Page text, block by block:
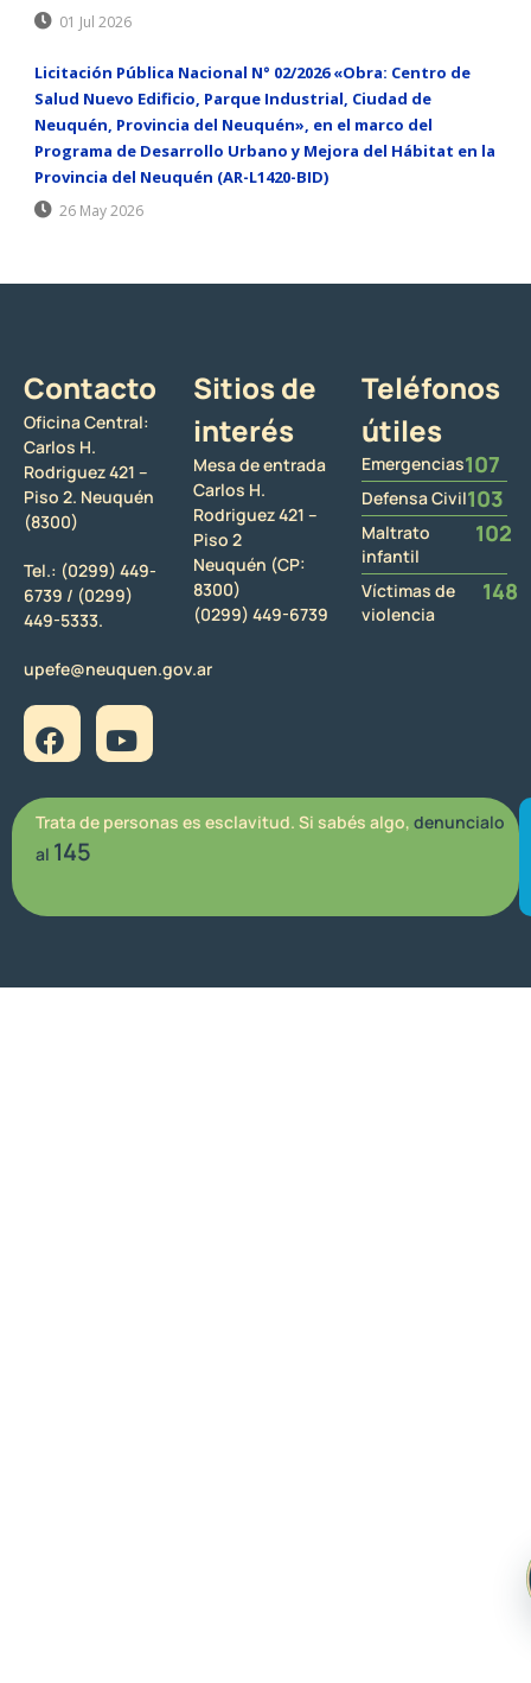
01 Jul 2026
Licitación Pública Nacional N° 02/2026 «Obra: Centro de
Salud Nuevo Edificio, Parque Industrial, Ciudad de
Neuquén, Provincia del Neuquén», en el marco del
Programa de Desarrollo Urbano y Mejora del Hábitat en la
Provincia del Neuquén (AR-L1420-BID)
26 May 2026
Contacto
Oficina Central:
Carlos H.
Rodriguez 421 –
Piso 2. Neuquén
(8300)
Tel.: (0299) 449-
6739 / (0299)
449-5333.
upefe@neuquen.gov.ar
Sitios de
interés
Mesa de entrada
Carlos H.
Rodriguez 421 –
Piso 2
Neuquén (CP:
8300)
(0299) 449-6739
Teléfonos
útiles
Emergencias107
Defensa Civil103
Maltrato
infantil
102
Víctimas de
violencia
148
Trata de personas es esclavitud. Si sabés algo, denuncialo
al 145